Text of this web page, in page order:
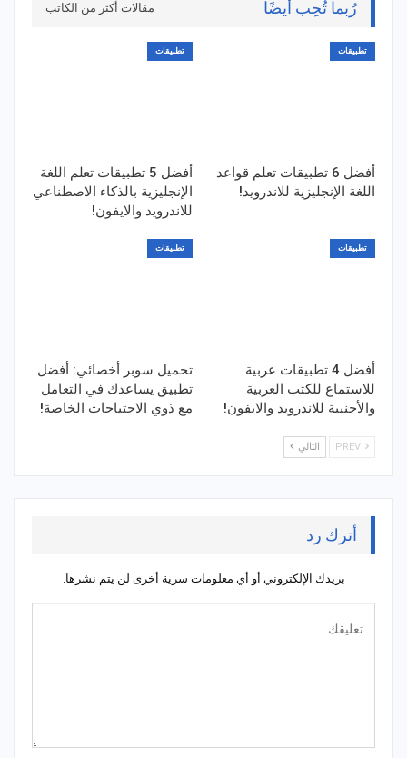
رُبما تُحِب أيضًا مقالات أكثر من الكاتب
تطبيقات
أفضل 6 تطبيقات تعلم قواعد
اللغة الإنجليزية للاندرويد!
تطبيقات
أفضل 5 تطبيقات تعلم اللغة
الإنجليزية بالذكاء الاصطناعي
للاندرويد والايفون!
تطبيقات
أفضل 4 تطبيقات عربية
للاستماع للكتب العربية
والأجنبية للاندرويد والايفون!
تطبيقات
تحميل سوبر أخصائي: أفضل
تطبيق يساعدك في التعامل
مع ذوي الاحتياجات الخاصة!
التالي
أترك رد
بريدك الإلكتروني أو أي معلومات سرية أخرى لن يتم نشرها.